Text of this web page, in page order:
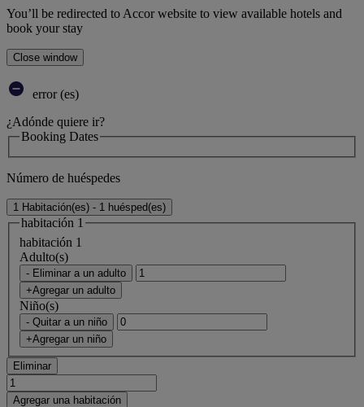
You’ll be redirected to Accor website to view available hotels and
book your stay
Close window
error (es)
¿Adónde quiere ir?
Booking Dates
Número de huéspedes
1 Habitación(es) - 1 huésped(es)
habitación 1
habitación 1
Adulto(s)
- Eliminar a un adulto
+Agregar un adulto
Niño(s)
- Quitar a un niño
+Agregar un niño
Eliminar
Agregar una habitación